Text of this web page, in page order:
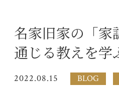
名家旧家の「家
通じる教えを学
2022.08.15 BLOG